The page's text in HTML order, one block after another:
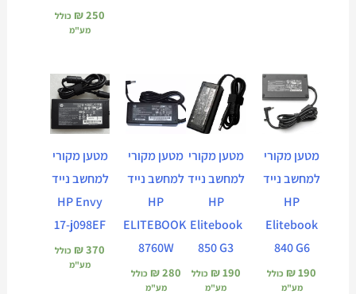
₪250
כולל
מע"מ
מטען מקורי
למחשב נייד
HP
Elitebook
840 G6
₪190
כולל
מע"מ
מטען מקורי
למחשב נייד
HP
Elitebook
850 G3
₪190
כולל
מע"מ
מטען מקורי
למחשב נייד
HP
ELITEBOOK
8760W
₪280
כולל
מע"מ
מטען מקורי
למחשב נייד
HP Envy
17-j098EF
₪370
כולל
מע"מ